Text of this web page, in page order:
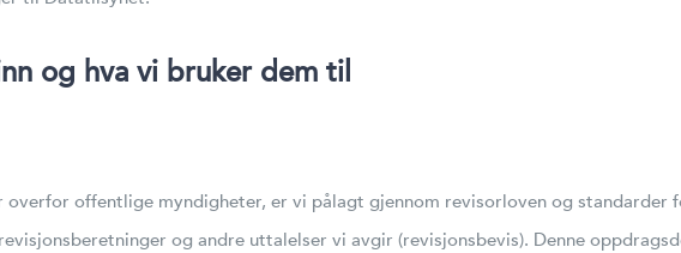
og hva vi bruker dem til
offentlige myndigheter, er vi pålagt gjennom revisorloven og standarder
og andre uttalelser vi avgir (revisjonsbevis). Denne